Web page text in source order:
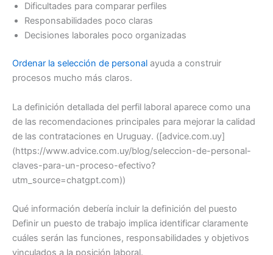
Dificultades para comparar perfiles
Responsabilidades poco claras
Decisiones laborales poco organizadas
Ordenar la selección de personal ayuda a construir
procesos mucho más claros.
La definición detallada del perfil laboral aparece como una
de las recomendaciones principales para mejorar la calidad
de las contrataciones en Uruguay. ([advice.com.uy]
(https://www.advice.com.uy/blog/seleccion-de-personal-
claves-para-un-proceso-efectivo?
utm_source=chatgpt.com))
Qué información debería incluir la definición del puesto
Definir un puesto de trabajo implica identificar claramente
cuáles serán las funciones, responsabilidades y objetivos
vinculados a la posición laboral.